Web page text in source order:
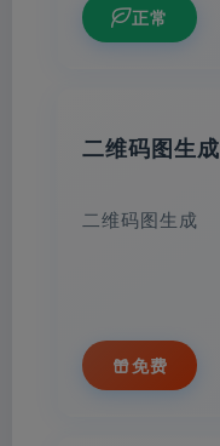
正常
二维码图生成
二维码图生成
免费